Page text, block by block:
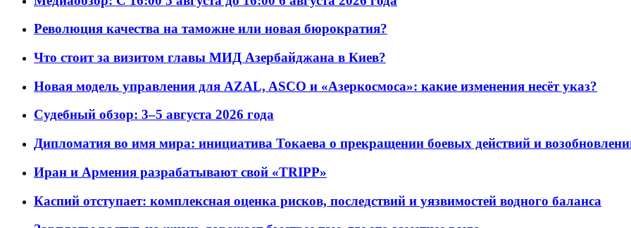
Революция качества на таможне или новая бюрократия?
Что стоит за визитом главы МИД Азербайджана в Киев?
Новая модель управления для AZAL, ASCO и «Азеркосмоса»: какие изменения несёт указ?
Судебный обзор: 3–5 августа 2026 года
Дипломатия во имя мира: инициатива Токаева о прекращении боевых действий и
Иран и Армения разрабатывают свой «TRIPP»
Каспий отступает: комплексная оценка рисков, последствий и уязвимостей водного баланса